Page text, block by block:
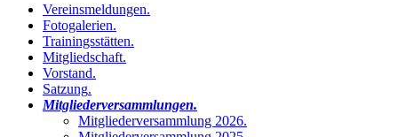
Vereinsmeldungen.
Fotogalerien.
Trainingsstätten.
Mitgliedschaft.
Vorstand.
Satzung.
Mitgliederversammlungen.
Mitgliederversammlung 2026.